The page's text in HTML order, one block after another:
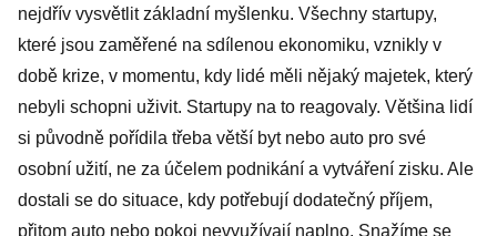
nejdřív vysvětlit základní myšlenku. Všechny startupy,
které jsou zaměřené na sdílenou ekonomiku, vznikly v
době krize, v momentu, kdy lidé měli nějaký majetek, který
nebyli schopni uživit. Startupy na to reagovaly. Většina lidí
si původně pořídila třeba větší byt nebo auto pro své
osobní užití, ne za účelem podnikání a vytváření zisku. Ale
dostali se do situace, kdy potřebují dodatečný příjem,
přitom auto nebo pokoj nevyužívají naplno. Snažíme se